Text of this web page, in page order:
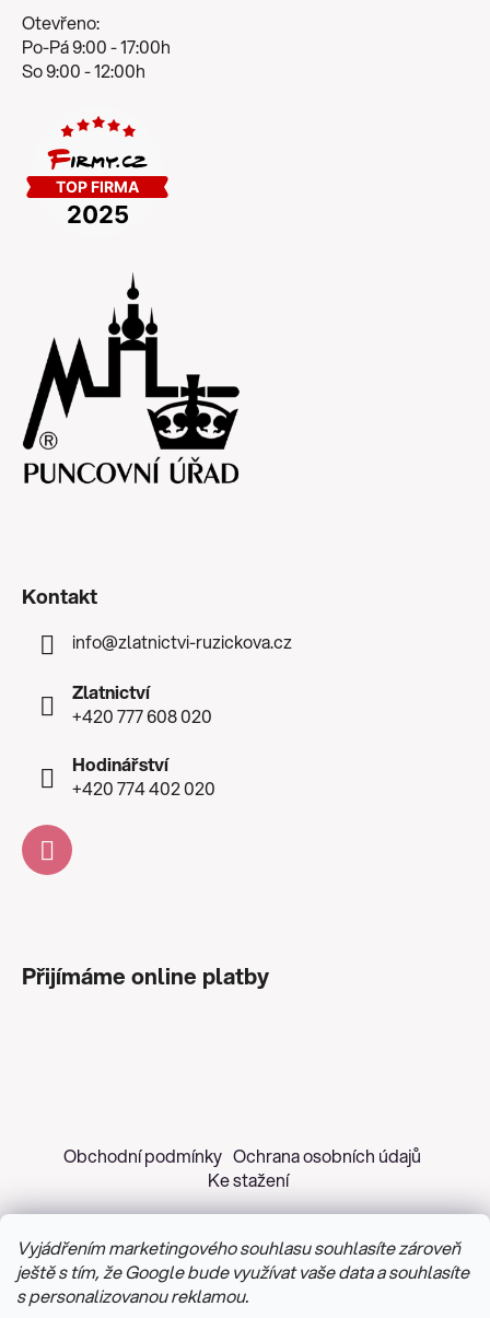
Vyjádřením marketingového souhlasu souhlasíte zároveň
ještě s tím, že Google bude využívat vaše data a souhlasíte
s personalizovanou reklamou.
Otevřeno:
Po-Pá 9:00 - 17:00h
So 9:00 - 12:00h
Kontakt
info@zlatnictvi-ruzickova.cz
Zlatnictví
+420 777 608 020
Hodinářství
+420 774 402 020
Přijímáme online platby
Obchodní podmínky Ochrana osobních údajů
Ke stažení